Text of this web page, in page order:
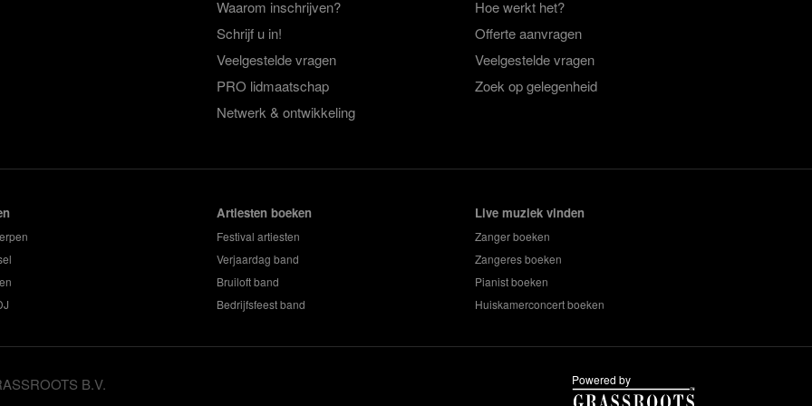
Waarom inschrijven?
Schrijf u in!
Veelgestelde vragen
PRO lidmaatschap
Netwerk & ontwikkeling
Hoe werkt het?
Offerte aanvragen
Veelgestelde vragen
Zoek op gelegenheid
Artiesten boeken
Festival artiesten
Verjaardag band
Bruiloft band
Bedrijfsfeest band
Live muziek vinden
Zanger boeken
Zangeres boeken
Pianist boeken
Huiskamerconcert boeken
B.V.